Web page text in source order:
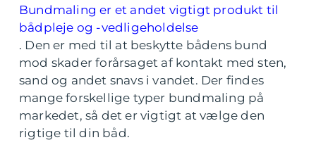
Bundmaling er et andet vigtigt produkt til
bådpleje og -vedligeholdelse
. Den er med til at beskytte bådens bund
mod skader forårsaget af kontakt med sten,
sand og andet snavs i vandet. Der findes
mange forskellige typer bundmaling på
markedet, så det er vigtigt at vælge den
rigtige til din båd.